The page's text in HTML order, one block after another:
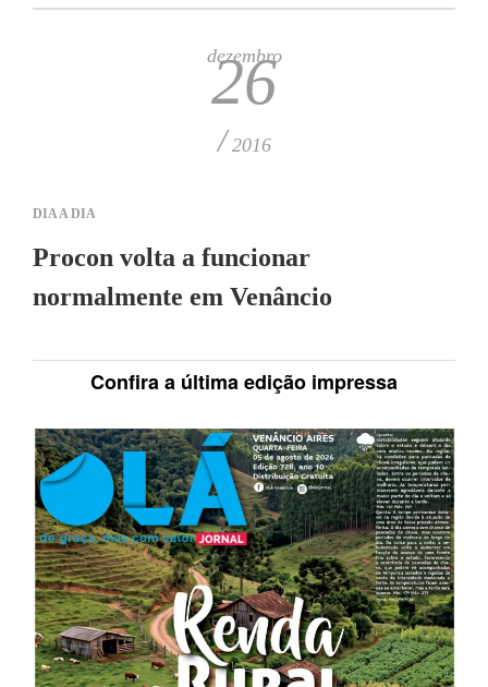
dezembro
26
/ 2016
DIA A DIA
Procon volta a funcionar
normalmente em Venâncio
Confira a última edição impressa